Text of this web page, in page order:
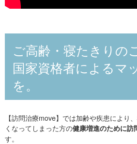
ご高齢・寝たきりの
国家資格者によるマ
を。
【訪問治療move】では加齢や疾患により
くなってしまった方の健康増進のために訪
す。